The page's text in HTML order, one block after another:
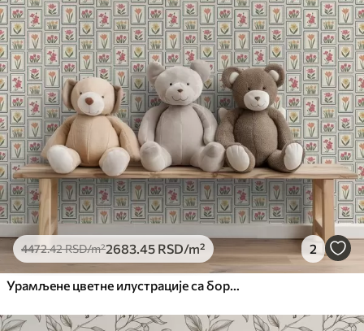
4472.42RSD/m²2683.45 RSD/m² 2
Урамљене цветне илустрације са бордурама